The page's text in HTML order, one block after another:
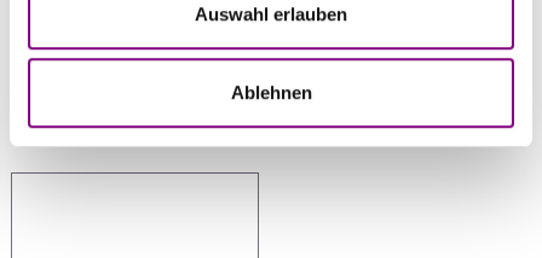
Auswahl erlauben
Ablehnen
Empfohlenes Zubehör